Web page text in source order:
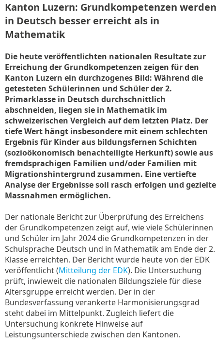
Kanton Luzern: Grundkompetenzen werden
in Deutsch besser erreicht als in
Mathematik
Die heute veröffentlichten nationalen Resultate zur
Erreichung der Grundkompetenzen zeigen für den
Kanton Luzern ein durchzogenes Bild: Während die
getesteten Schülerinnen und Schüler der 2.
Primarklasse in Deutsch durchschnittlich
abschneiden, liegen sie in Mathematik im
schweizerischen Vergleich auf dem letzten Platz. Der
tiefe Wert hängt insbesondere mit einem schlechten
Ergebnis für Kinder aus bildungsfernen Schichten
(sozioökonomisch benachteiligte Herkunft) sowie aus
fremdsprachigen Familien und/oder Familien mit
Migrationshintergrund zusammen. Eine vertiefte
Analyse der Ergebnisse soll rasch erfolgen und gezielte
Massnahmen ermöglichen.
Der nationale Bericht zur Überprüfung des Erreichens
der Grundkompetenzen zeigt auf, wie viele Schülerinnen
und Schüler im Jahr 2024 die Grundkompetenzen in der
Schulsprache Deutsch und in Mathematik am Ende der 2.
Klasse erreichten. Der Bericht wurde heute von der EDK
veröffentlicht (Mitteilung der EDK). Die Untersuchung
prüft, inwieweit die nationalen Bildungsziele für diese
Altersgruppe erreicht werden. Der in der
Bundesverfassung verankerte Harmonisierungsgrad
steht dabei im Mittelpunkt. Zugleich liefert die
Untersuchung konkrete Hinweise auf
Leistungsunterschiede zwischen den Kantonen.